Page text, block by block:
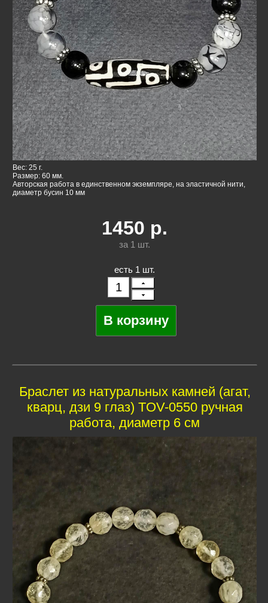
Вес: 25 г.
Размер: 60 мм.
Авторская работа в единственном экземпляре, на эластичной нити,
диаметр бусин 10 мм
1450 р.
за 1 шт.
есть 1 шт.
Браслет из натуральных камней (агат,
кварц, дзи 9 глаз) TOV-0550 ручная
работа, диаметр 6 см